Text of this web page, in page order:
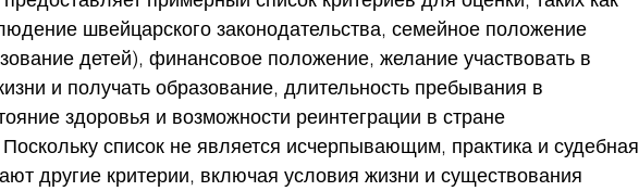
швейцарского законодательства, семейное положение
детей), финансовое положение, желание участвовать в
и получать образование, длительность пребывания в
здоровья и возможности реинтеграции в стране
список не является исчерпывающим, практика и судебная
другие критерии, включая условия жизни и существования